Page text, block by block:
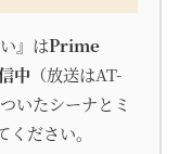
』はPrime
中 （放送はAT-
いたシーナとミ
ださい。